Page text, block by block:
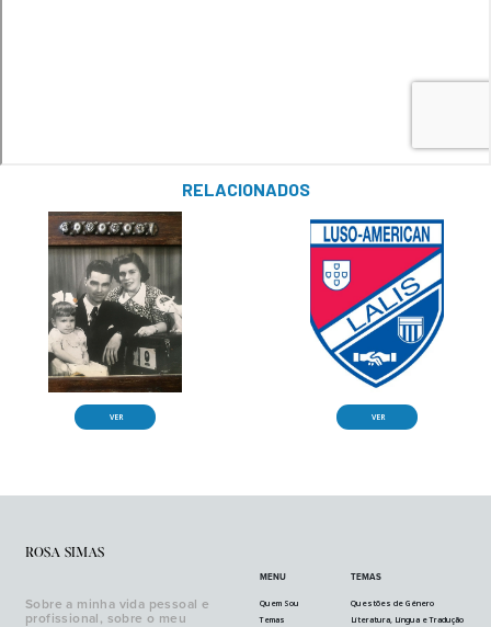
RELACIONADOS
VER VER
ROSA SIMAS
Sobre a minha vida pessoal e
profissional, sobre o meu
MENU
Quem Sou
Temas
TEMAS
Questões de Género
Literatura, Língua e Tradução